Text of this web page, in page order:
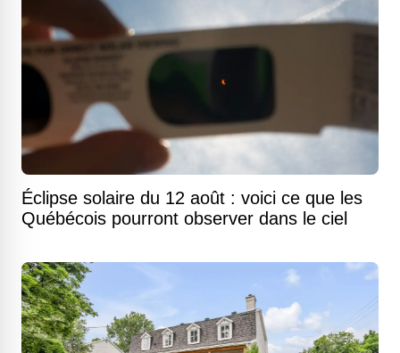
Éclipse solaire du 12 août : voici ce que les
Québécois pourront observer dans le ciel